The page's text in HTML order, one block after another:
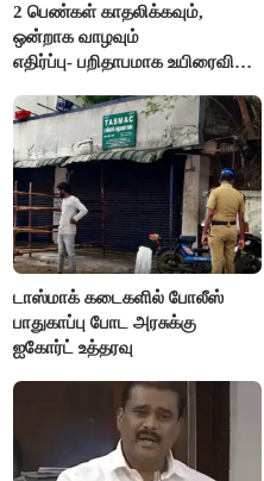
2 பெண்கள் காதலிக்கவும்,
ஒன்றாக வாழவும்
எதிர்ப்பு- பறிதாபமாக உயிரைவிட்ட
டாஸ்மாக் கடைகளில் போலீஸ்
பாதுகாப்பு போட அரசுக்கு
ஐகோர்ட் உத்தரவு